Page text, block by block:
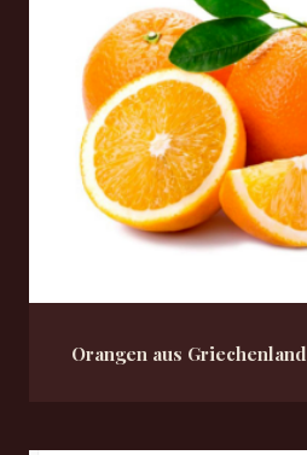
Orangen aus Griechenland